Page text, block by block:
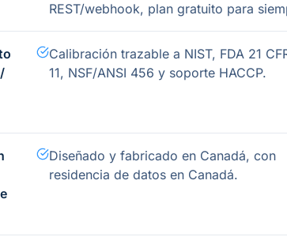
REST/webhook, plan gratuito para
Calibración trazable a NIST, FDA 21
11, NSF/ANSI 456 y soporte HACCP.
Diseñado y fabricado en Canadá, con
residencia de datos en Canadá.